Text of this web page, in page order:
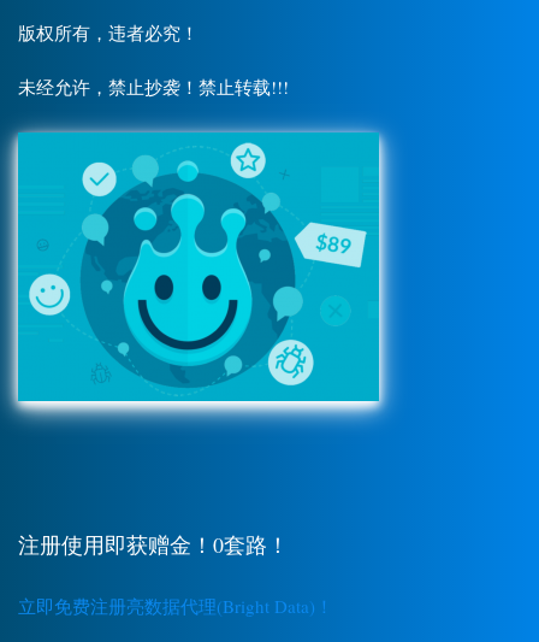
版权所有，违者必究！
未经允许，禁止抄袭！禁止转载!!!
注册使用即获赠金！0套路！
立即免费注册亮数据代理(Bright Data)！